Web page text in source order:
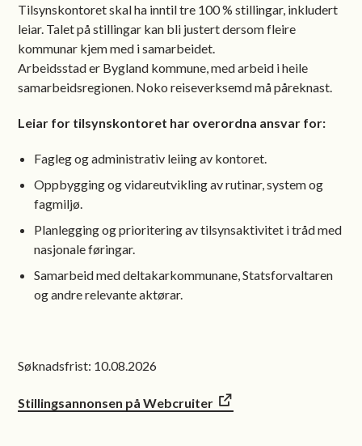
Tilsynskontoret skal ha inntil tre 100 % stillingar, inkludert
leiar. Talet på stillingar kan bli justert dersom fleire
kommunar kjem med i samarbeidet.
Arbeidsstad er Bygland kommune, med arbeid i heile
samarbeidsregionen. Noko reiseverksemd må påreknast.
Leiar for tilsynskontoret har overordna ansvar for:
Fagleg og administrativ leiing av kontoret.
Oppbygging og vidareutvikling av rutinar, system og
fagmiljø.
Planlegging og prioritering av tilsynsaktivitet i tråd med
nasjonale føringar.
Samarbeid med deltakar­kommunane, Statsforvaltaren
og andre relevante aktørar.
Søknadsfrist: 10.08.2026
Stillingsannonsen på Webcruiter